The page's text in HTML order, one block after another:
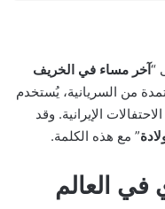
“آخر مساء في الخريف
من السريانية، يُستخدم
الإيرانية. وقد
” مع هذه الكلمة.
في العالم